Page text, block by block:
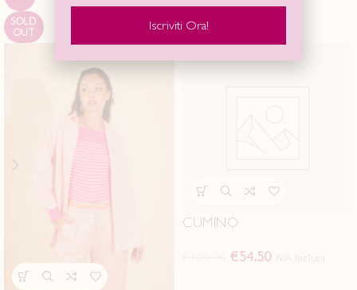
SOLD
OUT
SOLD
OUT
CUMINO
€54.50
Iscriviti Ora!